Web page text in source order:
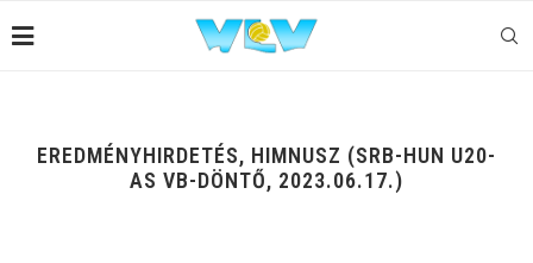
EREDMÉNYHIRDETÉS, HIMNUSZ (SRB-HUN U20-
AS VB-DÖNTŐ, 2023.06.17.)